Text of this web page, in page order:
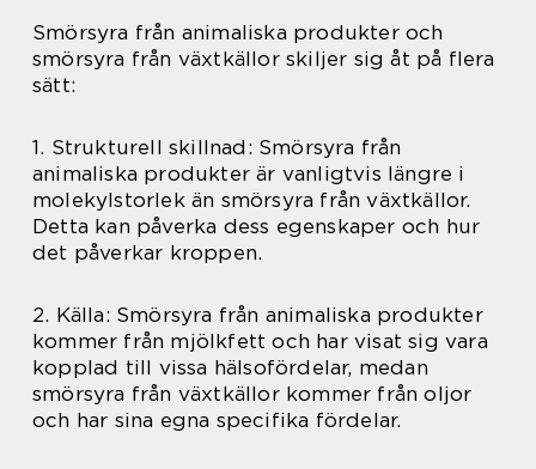
Smörsyra från animaliska produkter och
smörsyra från växtkällor skiljer sig åt på flera
sätt:
1. Strukturell skillnad: Smörsyra från
animaliska produkter är vanligtvis längre i
molekylstorlek än smörsyra från växtkällor.
Detta kan påverka dess egenskaper och hur
det påverkar kroppen.
2. Källa: Smörsyra från animaliska produkter
kommer från mjölkfett och har visat sig vara
kopplad till vissa hälsofördelar, medan
smörsyra från växtkällor kommer från oljor
och har sina egna specifika fördelar.